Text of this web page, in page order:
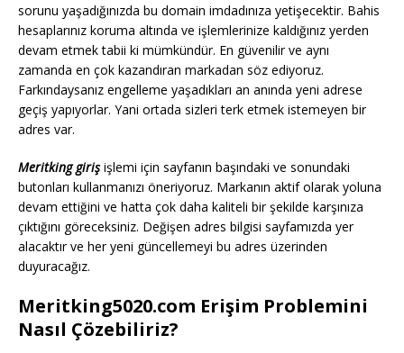
sorunu yaşadığınızda bu domain imdadınıza yetişecektir. Bahis
hesaplarınız koruma altında ve işlemlerinize kaldığınız yerden
devam etmek tabii ki mümkündür. En güvenilir ve aynı
zamanda en çok kazandıran markadan söz ediyoruz.
Farkındaysanız engelleme yaşadıkları an anında yeni adrese
geçiş yapıyorlar. Yani ortada sizleri terk etmek istemeyen bir
adres var.
Meritking giriş işlemi için sayfanın başındaki ve sonundaki
butonları kullanmanızı öneriyoruz. Markanın aktif olarak yoluna
devam ettiğini ve hatta çok daha kaliteli bir şekilde karşınıza
çıktığını göreceksiniz. Değişen adres bilgisi sayfamızda yer
alacaktır ve her yeni güncellemeyi bu adres üzerinden
duyuracağız.
Meritking5020.com Erişim Problemini
Nasıl Çözebiliriz?